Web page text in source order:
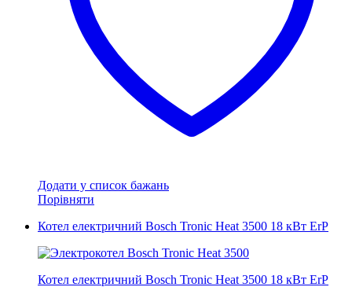
Додати у список бажань
Порівняти
Котел електричний Bosch Tronic Heat 3500 18 кВт ErP
Котел електричний Bosch Tronic Heat 3500 18 кВт ErP